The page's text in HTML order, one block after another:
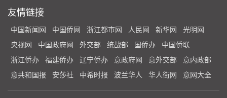
友情链接
中国新闻网 中国侨网 浙江都市网 人民网 新华网
光明网
央视网
中国政府网 外交部 统战部 国侨办
中国侨联
浙江侨办
福建侨办 辽宁侨办 意政府网 意外交部
意内政部
意共和国报
安莎社 中希时报 波兰华人 华人街网 意网大全